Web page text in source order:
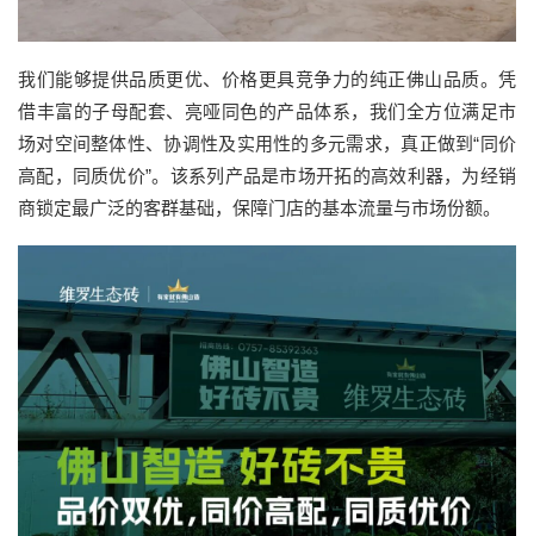
我们能够提供品质更优、价格更具竞争力的纯正佛山品质。凭
借丰富的子母配套、亮哑同色的产品体系，我们全方位满足市
场对空间整体性、协调性及实用性的多元需求，真正做到“同价
高配，同质优价”。该系列产品是市场开拓的高效利器，为经销
商锁定最广泛的客群基础，保障门店的基本流量与市场份额。